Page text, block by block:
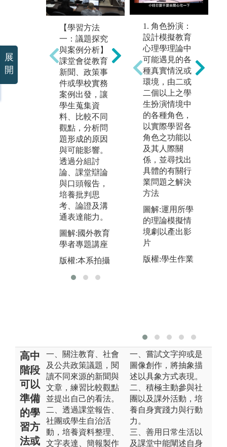
【學習方法
一：議題探究
與案例分析】
課堂會從教育
新聞、政策事
件或學校實務
案例出發，讓
學生蒐集資
料、比較不同
觀點，分析問
題形成的原因
與可能影響。
透過分組討
論、課堂辯論
與口頭報告，
培養批判思
考、論證及溝
通表達能力。
圖解:國外教育
學者專題講座
版權:本系拍攝
【學習方法
二：資料分析
與數位實作】
學生透過教育
統計、研究方
法及教育大數
據相關課程，
學習閱讀調查
資料、整理資
訊及運用數據
理解教育問
題；也可接觸
AI、數位學
習、STEAM與
教育科技應
用，培養跨領
域及數位實作
圖解:課堂分組
討論填寫回饋
表
版權:本系拍攝
1. 角色扮演：
設計模擬教育
心理學理論中
可能遇見的各
種真實情況或
環境，由二或
二個以上之學
生扮演情境中
的各種角色，
以實際學習各
角色之功能以
及其人際關
係，並尋找出
具體的有關行
業問題之解決
方法
圖解:運用所學
的理論模擬情
境劇以產出影
片
版權:學生作業
高中
階段
可以
準備
的學
習方
法或
一、關注教育、社會
及公共政策議題，閱
讀不同來源的新聞與
文章，練習比較觀點
並提出自己的看法。
二、透過課堂報告、
社團或學生自治活
動，培養資料整理、
文字表達、簡報製作
一、嘗試文字抑或是
圖像創作，將抽象描
述以具象方式表現。
二、積極主動參與社
團以及課外活動，培
養自身實踐力與行動
力。
三、善用日常生活以
及課堂中能闡述自身
展
開